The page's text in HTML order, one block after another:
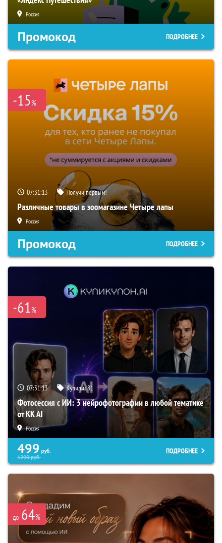
Россия
Промокод ПОДРОБНЕЕ
-15%
07:31:12 Получи первым!
Различные товары в зоомагазине Четыре лапы
Россия
Промокод ПОДРОБНЕЕ
-61%
07:31:12 Купили:81
Фотосессия с ИИ: 3 нейрофотографии в любой тематике
от KK AI
Россия
499 руб.
1290руб.
ПОДРОБНЕЕ
до 64%